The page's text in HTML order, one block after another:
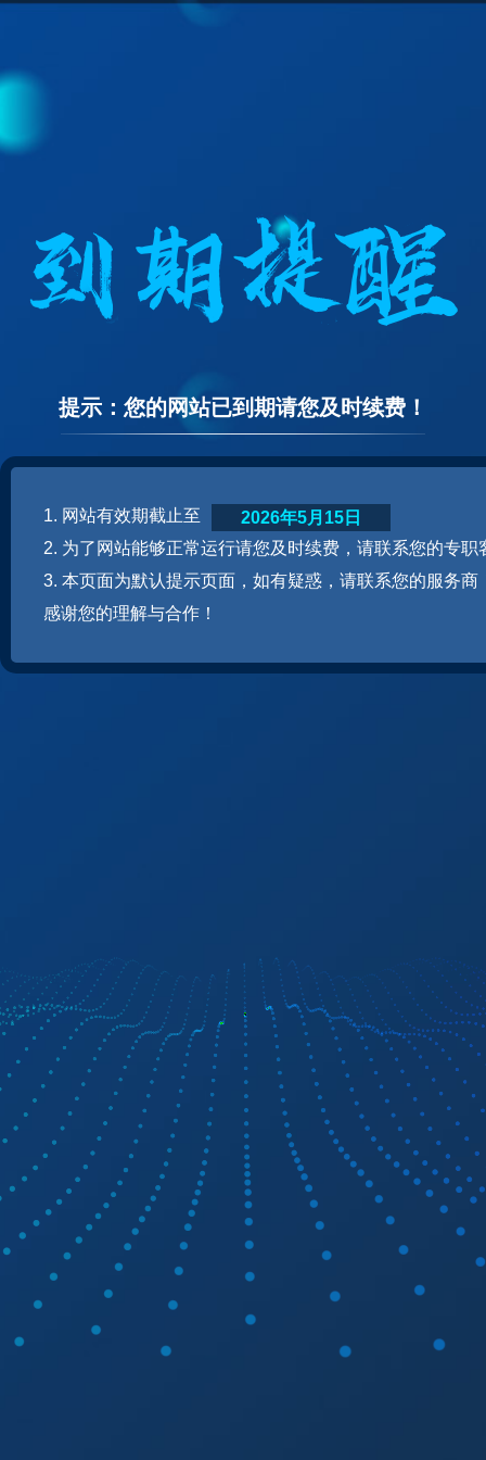
提示：您的网站已到期请您及时续费！
1. 网站有效期截止至
2. 为了网站能够正常运行请您及时续费，请联系您的专职
3. 本页面为默认提示页面，如有疑惑，请联系您的服务商
感谢您的理解与合作！
2026年5月15日